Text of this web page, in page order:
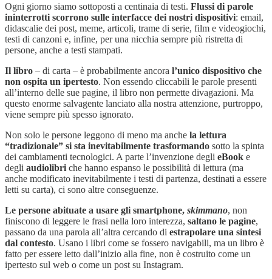
Ogni giorno siamo sottoposti a centinaia di testi. Flussi di parole
ininterrotti scorrono sulle interfacce dei nostri dispositivi: email,
didascalie dei post, meme, articoli, trame di serie, film e videogiochi,
testi di canzoni e, infine, per una nicchia sempre più ristretta di
persone, anche a testi stampati.
Il libro – di carta – è probabilmente ancora l’unico dispositivo che
non ospita un ipertesto. Non essendo cliccabili le parole presenti
all’interno delle sue pagine, il libro non permette divagazioni. Ma
questo enorme salvagente lanciato alla nostra attenzione, purtroppo,
viene sempre più spesso ignorato.
Non solo le persone leggono di meno ma anche la lettura
“tradizionale” si sta inevitabilmente trasformando sotto la spinta
dei cambiamenti tecnologici. A parte l’invenzione degli eBook e
degli audiolibri che hanno espanso le possibilità di lettura (ma
anche modificato inevitabilmente i testi di partenza, destinati a essere
letti su carta), ci sono altre conseguenze.
Le persone abituate a usare gli smartphone, skimmano, non
finiscono di leggere le frasi nella loro interezza, saltano le pagine,
passano da una parola all’altra cercando di estrapolare una sintesi
dal contesto. Usano i libri come se fossero navigabili, ma un libro è
fatto per essere letto dall’inizio alla fine, non è costruito come un
ipertesto sul web o come un post su Instagram.